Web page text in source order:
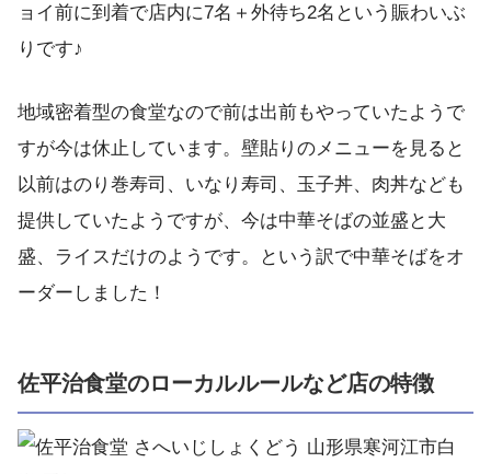
ョイ前に到着で店内に7名＋外待ち2名という賑わいぶ
りです♪
地域密着型の食堂なので前は出前もやっていたようで
すが今は休止しています。壁貼りのメニューを見ると
以前はのり巻寿司、いなり寿司、玉子丼、肉丼なども
提供していたようですが、今は中華そばの並盛と大
盛、ライスだけのようです。という訳で中華そばをオ
ーダーしました！
佐平治食堂のローカルルールなど店の特徴